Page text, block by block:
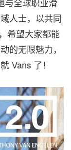
人士，以共同
希望大家都能
的无限魅力，
Vans 了！